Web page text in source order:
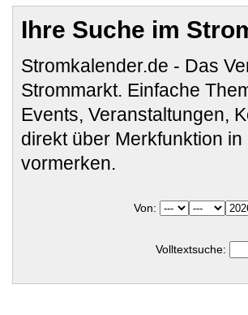
Ihre Suche im
Stromkalender.de - Das
Strommarkt. Einfache
Events, Veranstaltungen,
direkt über Merkfunktion
vormerken.
Von:
Volltextsuche: